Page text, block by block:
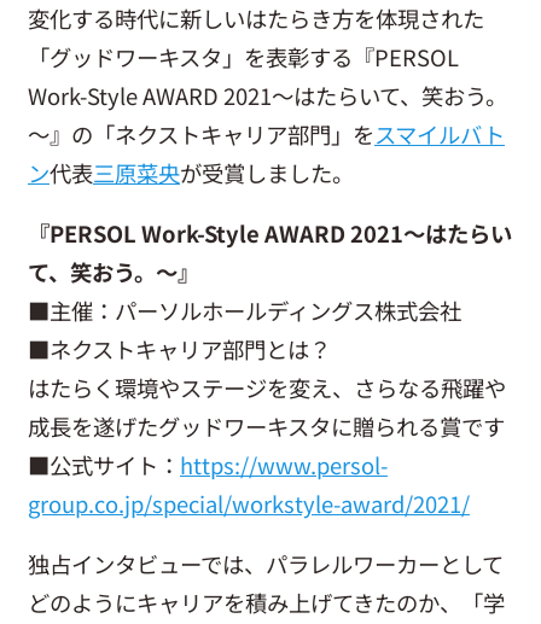
イベント
プレスルーム
お問い合わせ
変化する時代に新しいはたらき方を体現された
「グッドワーキスタ」を表彰する『PERSOL
Work-Style AWARD 2021～はたらいて、笑おう。
～』の「ネクストキャリア部門」をスマイルバト
ン代表三原菜央が受賞しました。
『PERSOL Work-Style AWARD 2021～はたらい
て、笑おう。～』
■主催：パーソルホールディングス株式会社
■ネクストキャリア部門とは？
はたらく環境やステージを変え、さらなる飛躍や
成長を遂げたグッドワーキスタに贈られる賞です
■公式サイト： https://www.persol-
group.co.jp/special/workstyle-award/2021/
独占インタビューでは、パラレルワーカーとして
どのようにキャリアを積み上げてきたのか、「学